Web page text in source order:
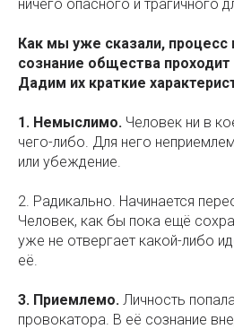
ничего опасного и трагичного
Как мы уже сказали, процесс
сознание общества проходит
Дадим их краткие
1. Немыслимо. Человек ни в
чего-либо. Для него
или убеждение.
2. Радикально. Начинается
Человек, как бы пока ещё
уже не отвергает какой-либо
её.
3. Приемлемо. Личность
провокатора. В её сознание